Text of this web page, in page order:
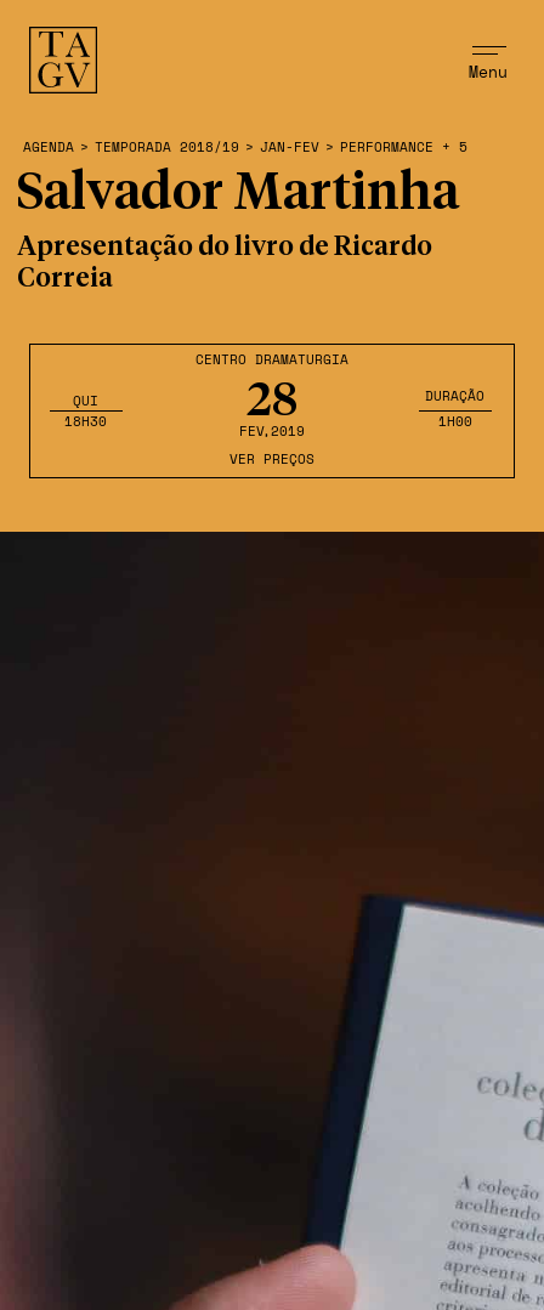
Menu
CENTRO DRAMATURGIA
28
FEV,2019
QUI
18H30
DURAÇÃO
1H00
VER PREÇOS
AGENDA > TEMPORADA 2018/19 > JAN-FEV > PERFORMANCE + 5
Salvador Martinha
Apresentação do livro de Ricardo
Correia